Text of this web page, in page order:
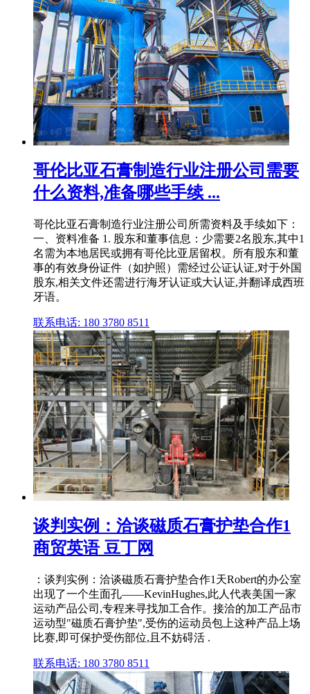
哥伦比亚石膏制造行业注册公司需要
什么资料,准备哪些手续 ...
哥伦比亚石膏制造行业注册公司所需资料及手续如下：
一、资料准备 1. 股东和董事信息：少需要2名股东,其中1
名需为本地居民或拥有哥伦比亚居留权。所有股东和董
事的有效身份证件（如护照）需经过公证认证,对于外国
股东,相关文件还需进行海牙认证或大认证,并翻译成西班
牙语。
联系电话: 180 3780 8511
谈判实例：洽谈磁质石膏护垫合作1
商贸英语 豆丁网
：谈判实例：洽谈磁质石膏护垫合作1天Robert的办公室
出现了一个生面孔――KevinHughes,此人代表美国一家
运动产品公司,专程来寻找加工合作。接洽的加工产品市
运动型"磁质石膏护垫",受伤的运动员包上这种产品上场
比赛,即可保护受伤部位,且不妨碍活 .
联系电话: 180 3780 8511